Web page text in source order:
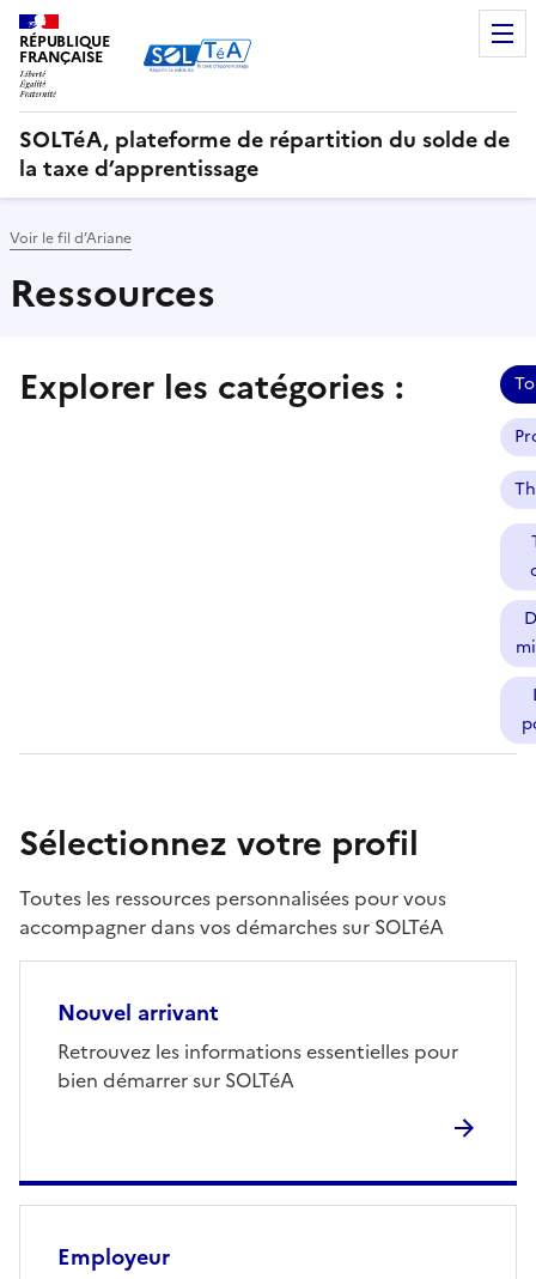
RÉPUBLIQUE
FRANÇAISE
SOLTéA, plateforme de répartition du solde de
la taxe d’apprentissage
Voir le fil d’Ariane
Ressources
Explorer les catégories :
Sélectionner une des catégories suivantes et consulter
Sélectionnez votre profil
Toutes les ressources personnalisées pour vous
accompagner dans vos démarches sur SOLTéA
Nouvel arrivant
Retrouvez les informations essentielles pour
bien démarrer sur SOLTéA
Employeur